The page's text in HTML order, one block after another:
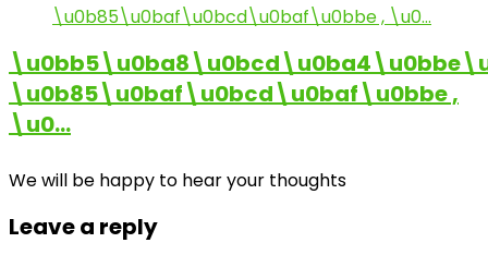
\u0b85\u0baf\u0bcd\u0baf\u0bbe ,
\u0…
We will be happy to hear your thoughts
Leave a reply